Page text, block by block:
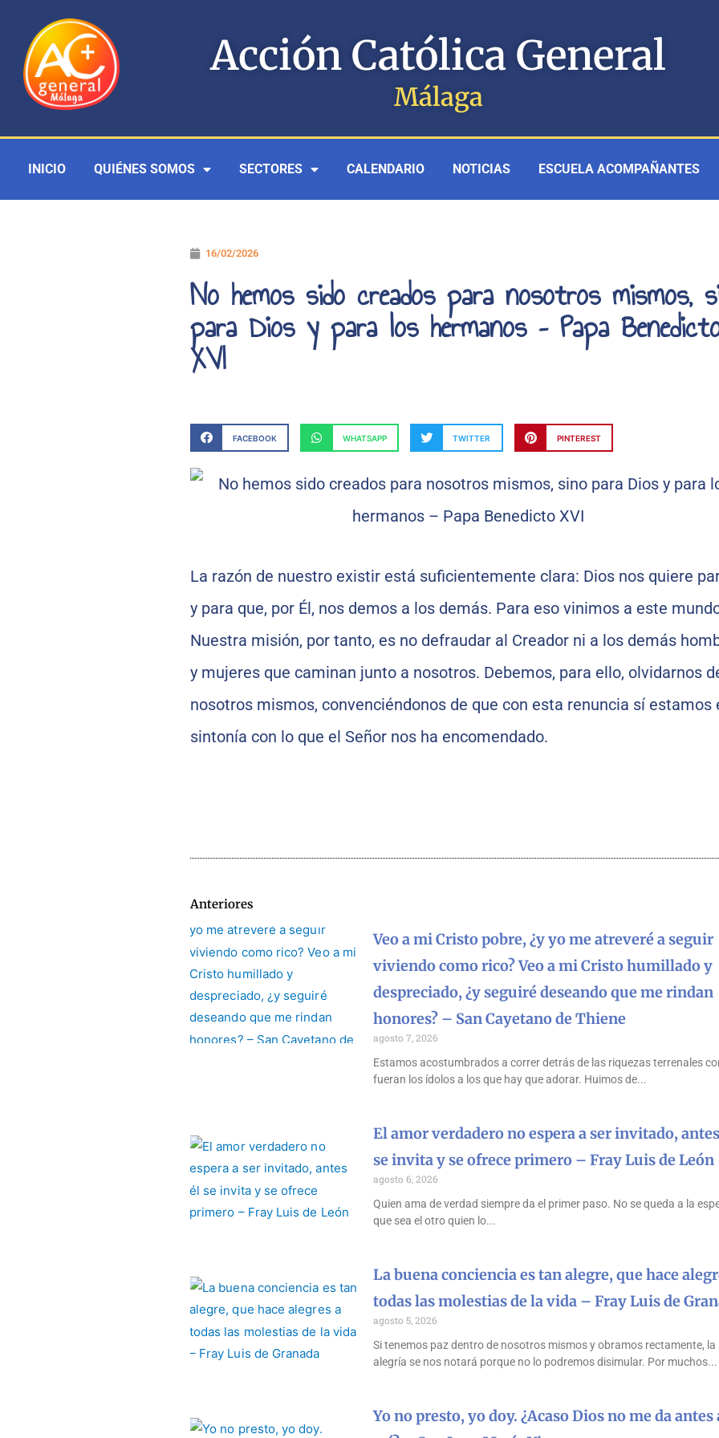
contenido
Acción Católica General
Málaga
INICIO QUIÉNES SOMOS SECTORES CALENDARIO NOTICIAS ESCUELA ACOMPAÑANTES
16/02/2026
No hemos sido creados para nosotros mismos,
para Dios y para los hermanos – Papa
XVI
FACEBOOK WHATSAPP TWITTER PINTEREST
La razón de nuestro existir está suficientemente clara: Dios nos quiere
y para que, por Él, nos demos a los demás. Para eso vinimos a este
Nuestra misión, por tanto, es no defraudar al Creador ni a los demás
y mujeres que caminan junto a nosotros. Debemos, para ello, olvidarnos
nosotros mismos, convenciéndonos de que con esta renuncia sí estamos
sintonía con lo que el Señor nos ha encomendado.
Anteriores
Veo a mi Cristo pobre, ¿y yo me atreveré a seguir
viviendo como rico? Veo a mi Cristo humillado y
despreciado, ¿y seguiré deseando que me rindan
honores? – San Cayetano de Thiene
agosto 7, 2026
Estamos acostumbrados a correr detrás de las riquezas terrenales
fueran los ídolos a los que hay que adorar. Huimos de
El amor verdadero no espera a ser invitado,
se invita y se ofrece primero – Fray Luis de León
agosto 6, 2026
Quien ama de verdad siempre da el primer paso. No se queda a la
que sea el otro quien lo
La buena conciencia es tan alegre, que hace
todas las molestias de la vida – Fray Luis de
agosto 5, 2026
Si tenemos paz dentro de nosotros mismos y obramos rectamente, la
alegría se nos notará porque no lo podremos disimular. Por muchos
Yo no presto, yo doy. ¿Acaso Dios no me da antes